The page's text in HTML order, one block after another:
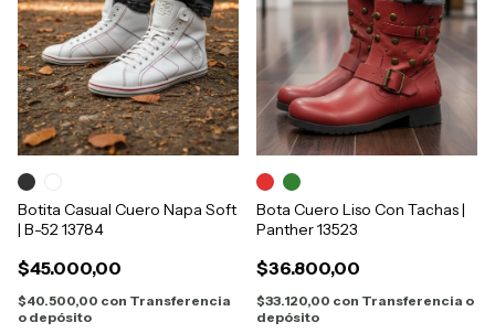
Botita Casual Cuero Napa Soft
| B-52 13784
$45.000,00
$40.500,00 con Transferencia
o depósito
Bota Cuero Liso Con Tachas |
Panther 13523
$36.800,00
$33.120,00 con Transferencia o
depósito